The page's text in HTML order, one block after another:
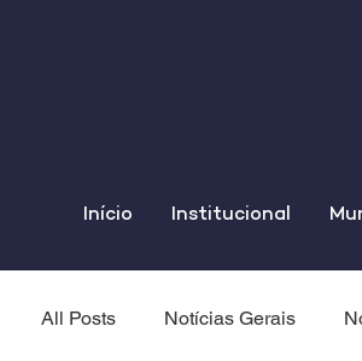
Início Institucional
All Posts Notícias Gerais